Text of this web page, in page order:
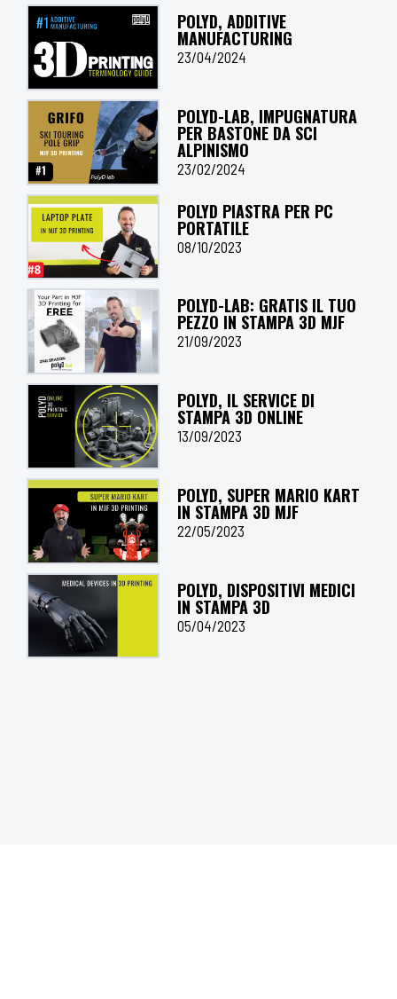
POLYD, ADDITIVE
MANUFACTURING
23/04/2024
POLYD-LAB, IMPUGNATURA
PER BASTONE DA SCI
ALPINISMO
23/02/2024
POLYD PIASTRA PER PC
PORTATILE
08/10/2023
POLYD-LAB: GRATIS IL TUO
PEZZO IN STAMPA 3D MJF
21/09/2023
POLYD, IL SERVICE DI
STAMPA 3D ONLINE
13/09/2023
POLYD, SUPER MARIO KART
IN STAMPA 3D MJF
22/05/2023
POLYD, DISPOSITIVI MEDICI
IN STAMPA 3D
05/04/2023